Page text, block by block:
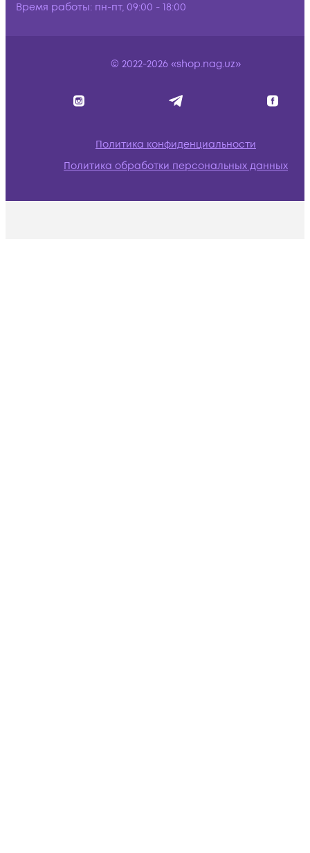
Время работы: пн-пт, 09:00 - 18:00
© 2022-2026 «shop.nag.uz»
Политика конфиденциальности
Политика обработки персональных данных